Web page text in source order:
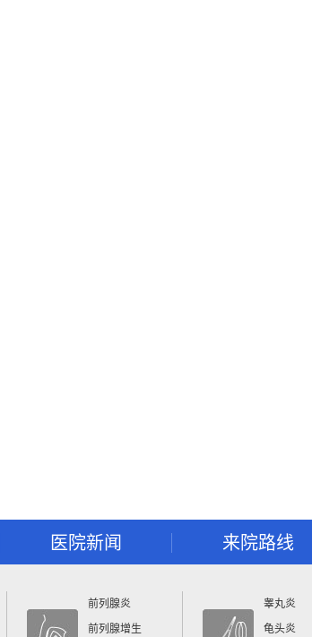
医院新闻 来院路线
前列腺炎
前列腺增生
睾丸炎
龟头炎